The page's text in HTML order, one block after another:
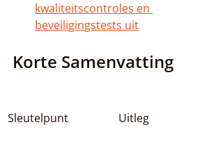
kwaliteitscontroles en
beveiligingstests uit
Korte Samenvatting
Sleutelpunt
Uitleg